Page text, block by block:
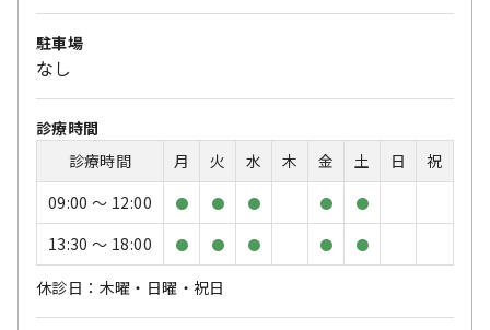
駐車場
なし
診療時間
診療時間
月 火 水 木 金 土 日
祝
09:00 〜 12:00
● ● ● ● ●
13:30 〜 18:00 ● ● ● ● ●
休診日：木曜・日曜・祝日